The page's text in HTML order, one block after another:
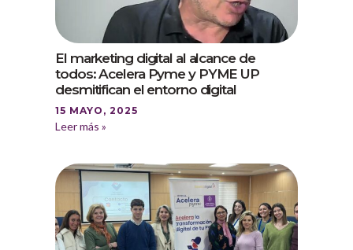
El marketing digital al alcance de
todos: Acelera Pyme y PYME UP
desmitifican el entorno digital
15 MAYO, 2025
Leer más »